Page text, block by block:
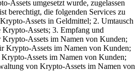
Assets umgesetzt wurde, zugelassen
berechtigt, die folgenden Services zu
Assets in Geldmittel; 2. Umtausch
Assets; 3. Empfang und
Assets im Namen von Kunden;
Krypto-Assets im Namen von Kunden;
Assets im Namen von Kunden;
von Krypto-Assets im Namen von